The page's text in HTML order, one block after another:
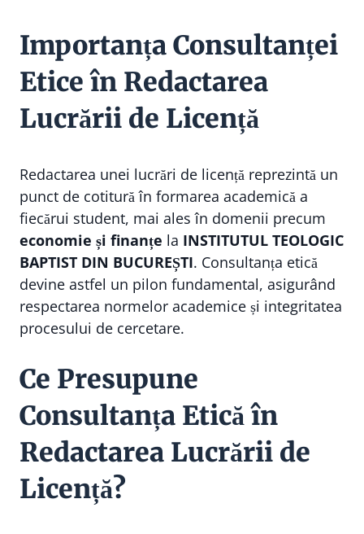
Importanța Consultanței
Etice în Redactarea
Lucrării de Licență
Redactarea unei lucrări de licență reprezintă un
punct de cotitură în formarea academică a
fiecărui student, mai ales în domenii precum
economie și finanțe la INSTITUTUL TEOLOGIC
BAPTIST DIN BUCUREȘTI. Consultanța etică
devine astfel un pilon fundamental, asigurând
respectarea normelor academice și integritatea
procesului de cercetare.
Ce Presupune
Consultanța Etică în
Redactarea Lucrării de
Licență?